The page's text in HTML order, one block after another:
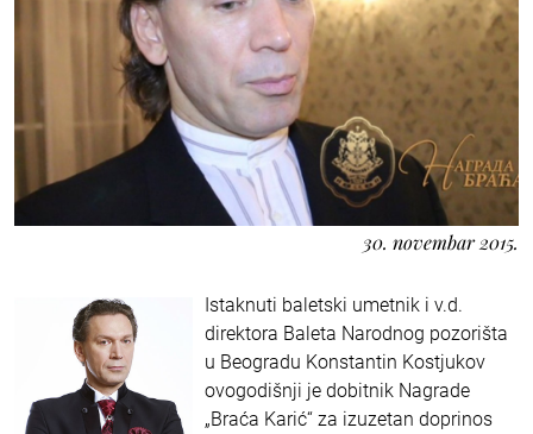
30. novembar 2015.
Istaknuti baletski umetnik i v.d.
direktora Baleta Narodnog pozorišta
u Beogradu Konstantin Kostjukov
ovogodišnji je dobitnik Nagrade
„Braća Karić“ za izuzetan doprinos